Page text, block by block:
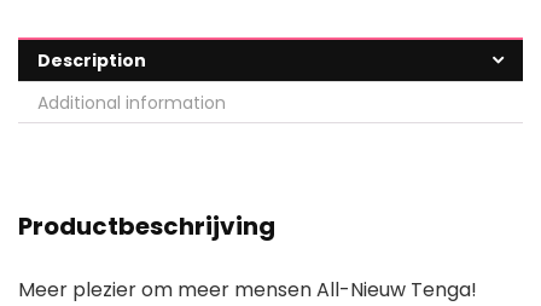
Description
Additional information
Productbeschrijving
Meer plezier om meer mensen All-Nieuw Tenga!